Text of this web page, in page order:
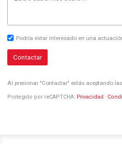
Podría estar interesado en una
Contactar
Al presionar "Contactar" estás aceptando las
Protegido por reCAPTCHA: Privacidad ·